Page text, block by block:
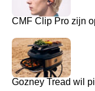
CMF Clip Pro zijn
Gozney Tread wil